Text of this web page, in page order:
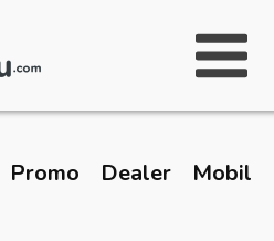
Dealer Mobil